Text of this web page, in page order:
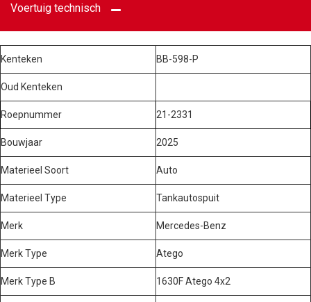
Voertuig technisch
Kenteken BB-598-P
Oud Kenteken
Roepnummer 21-2331
Bouwjaar 2025
Materieel Soort Auto
Materieel Type Tankautospuit
Merk Mercedes-Benz
Merk Type Atego
Merk Type B 1630F Atego 4x2